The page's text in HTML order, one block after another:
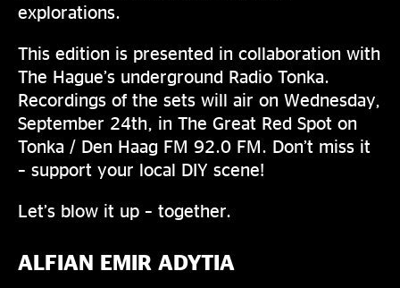
explorations.
This edition is presented in collaboration with
The Hague’s underground Radio Tonka.
Recordings of the sets will air on Wednesday,
September 24th, in The Great Red Spot on
Tonka / Den Haag FM 92.0 FM. Don’t miss it
– support your local DIY scene!
Let’s blow it up – together.
ALFIAN EMIR ADYTIA